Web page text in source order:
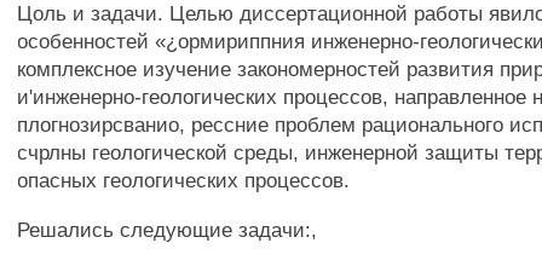
Цоль и задачи. Целью диссертационной работы
особенностей «¿ормириппния инженерно-
комплексное изучение закономерностей развития
и'инженерно-геологических процессов, направленное
плогнозирсванио, рессние проблем рационального
счрлны геологической среды, инженерной защиты
опасных геологических процессов.
Решались следующие задачи:,